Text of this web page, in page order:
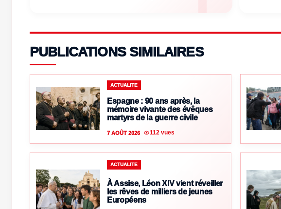
PUBLICATIONS SIMILAIRES
ACTUALITE
Espagne : 90 ans après, la
mémoire vivante des évêques
martyrs de la guerre civile
7 AOÛT 2026 112 vues
ACTUALITE
À Assise, Léon XIV vient réveiller
les rêves de milliers de jeunes
Européens